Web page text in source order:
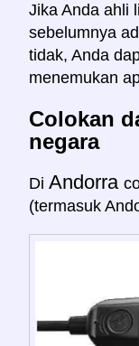
Jika Anda ahli
sebelumnya
tidak, Anda
menemukan
Colokan
negara
Di Andorra
(termasuk